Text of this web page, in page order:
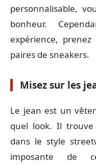
personnalisable,
bonheur.
expérience,
paires de sneakers.
Misez sur les
Le jean est un
quel look. Il trouve
dans le style
imposante de